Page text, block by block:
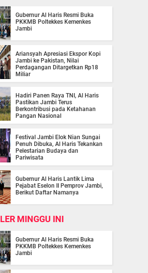
Gubernur Al Haris Resmi Buka
PKKMB Poltekkes Kemenkes
Jambi
Ariansyah Apresiasi Ekspor Kopi
Jambi ke Pakistan, Nilai
Perdagangan Ditargetkan Rp18
Miliar
Hadiri Panen Raya TNI, Al Haris
Pastikan Jambi Terus
Berkontribusi pada Ketahanan
Pangan Nasional
Festival Jambi Elok Nian Sungai
Penuh Dibuka, Al Haris Tekankan
Pelestarian Budaya dan
Pariwisata
Gubernur Al Haris Lantik Lima
Pejabat Eselon II Pemprov Jambi,
Berikut Daftar Namanya
MINGGU INI
Gubernur Al Haris Resmi Buka
PKKMB Poltekkes Kemenkes
Jambi